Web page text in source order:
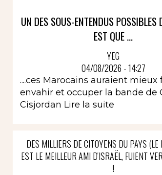
UN DES SOUS-ENTENDUS POSSIBLES
EST QUE ...
YEG
04/08/2026 - 14:27
....ces Marocains auraient
envahir et occuper la bande de
Cisjordan Lire la suite
DES MILLIERS DE CITOYENS DU PAYS (LE
EST LE MEILLEUR AMI D'ISRAËL, FUIENT
!